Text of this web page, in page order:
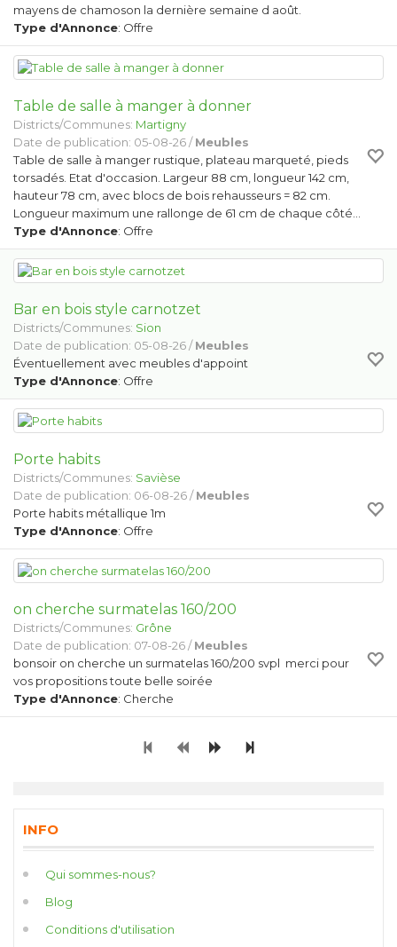
mayens de chamoson la dernière semaine d août.
Type d'Annonce: Offre
Table de salle à manger à donner
Districts/Communes: Martigny
Date de publication: 05-08-26 /Meubles
Table de salle à manger rustique, plateau marqueté, pieds
torsadés. Etat d'occasion. Largeur 88 cm, longueur 142 cm,
hauteur 78 cm, avec blocs de bois rehausseurs = 82 cm.
Longueur maximum une rallonge de 61 cm de chaque côté…
Type d'Annonce: Offre
Bar en bois style carnotzet
Districts/Communes: Sion
Date de publication: 05-08-26 /Meubles
Éventuellement avec meubles d'appoint
Type d'Annonce: Offre
Porte habits
Districts/Communes: Savièse
Date de publication: 06-08-26 /Meubles
Porte habits métallique 1m
Type d'Annonce: Offre
on cherche surmatelas 160/200
Districts/Communes: Grône
Date de publication: 07-08-26 /Meubles
bonsoir on cherche un surmatelas 160/200 svpl merci pour
vos propositions toute belle soirée
Type d'Annonce: Cherche
INFO
Qui sommes-nous?
Blog
Conditions d'utilisation